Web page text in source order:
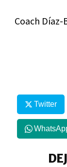
Coach
Twitter